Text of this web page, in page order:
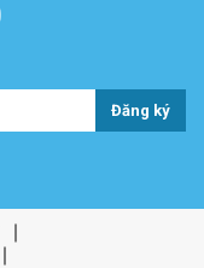
Đăng ký